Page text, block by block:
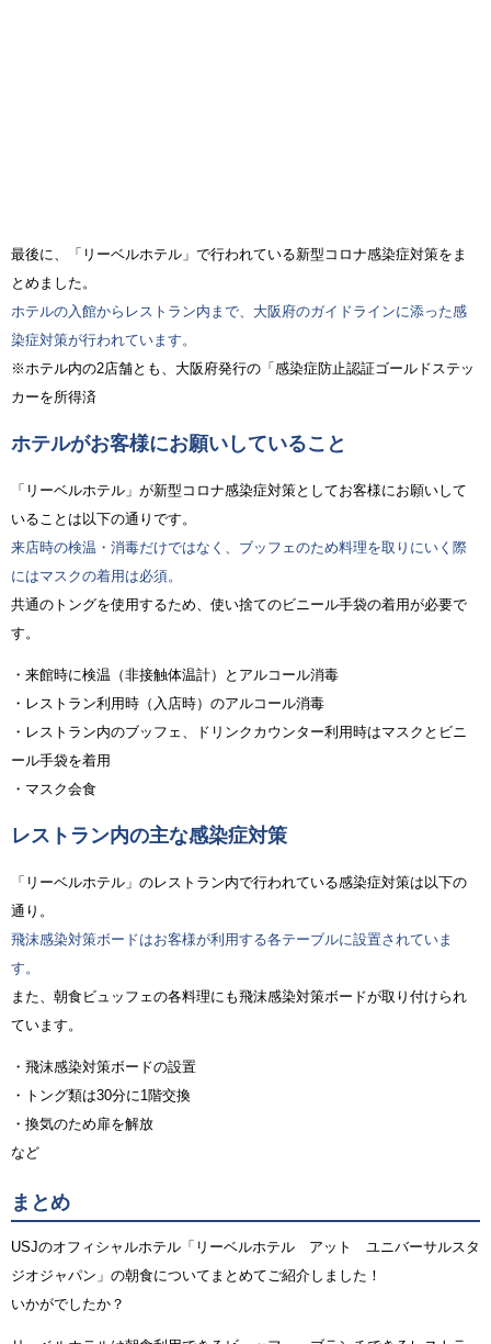
最後に、「リーベルホテル」で行われている新型コロナ感染症対策をま
とめました。
ホテルの入館からレストラン内まで、大阪府のガイドラインに添った感
染症対策が行われています。
※ホテル内の2店舗とも、大阪府発行の「感染症防止認証ゴールドステッ
カーを所得済
ホテルがお客様にお願いしていること
「リーベルホテル」が新型コロナ感染症対策としてお客様にお願いして
いることは以下の通りです。
来店時の検温・消毒だけではなく、ブッフェのため料理を取りにいく際
にはマスクの着用は必須。
共通のトングを使用するため、使い捨てのビニール手袋の着用が必要で
す。
・来館時に検温（非接触体温計）とアルコール消毒
・レストラン利用時（入店時）のアルコール消毒
・レストラン内のブッフェ、ドリンクカウンター利用時はマスクとビニ
ール手袋を着用
・マスク会食
レストラン内の主な感染症対策
「リーベルホテル」のレストラン内で行われている感染症対策は以下の
通り。
飛沫感染対策ボードはお客様が利用する各テーブルに設置されていま
す。
また、朝食ビュッフェの各料理にも飛沫感染対策ボードが取り付けられ
ています。
・飛沫感染対策ボードの設置
・トング類は30分に1階交換
・換気のため扉を解放
など
まとめ
USJのオフィシャルホテル「リーベルホテル アット ユニバーサルスタ
ジオジャパン」の朝食についてまとめてご紹介しました！
いかがでしたか？